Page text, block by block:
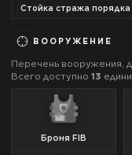
Стойка стража порядка
ВООРУЖЕНИЕ
Перечень вооружения,
Всего доступно 13
Броня FIB